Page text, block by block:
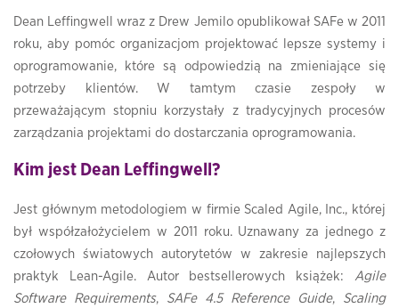
Dean Leffingwell wraz z Drew Jemilo opublikował SAFe w 2011
roku, aby pomóc organizacjom projektować lepsze systemy i
oprogramowanie, które są odpowiedzią na zmieniające się
potrzeby klientów. W tamtym czasie zespoły w
przeważającym stopniu korzystały z tradycyjnych procesów
zarządzania projektami do dostarczania oprogramowania.
Kim jest Dean Leffingwell?
Jest głównym metodologiem w firmie Scaled Agile, Inc., której
był współzałożycielem w 2011 roku. Uznawany za jednego z
czołowych światowych autorytetów w zakresie najlepszych
praktyk Lean-Agile. Autor bestsellerowych książek: Agile
Software Requirements, SAFe 4.5 Reference Guide, Scaling